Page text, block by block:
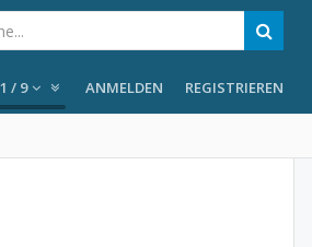
1 / 9 ANMELDEN REGISTRIEREN